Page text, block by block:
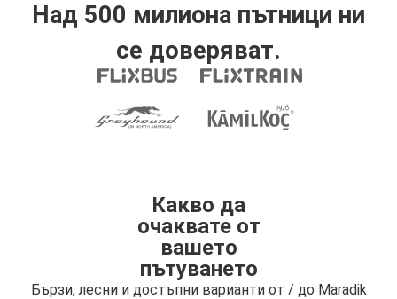
Над 500 милиона пътници ни
се доверяват.
Какво да
очаквате от
вашето
пътуването
Бързи, лесни и достъпни варианти от / до Maradik